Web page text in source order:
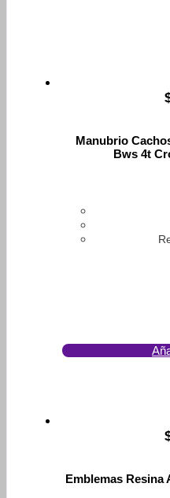
Manubrio
Bws 4t
Emblemas Resina